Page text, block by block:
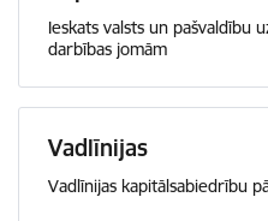
Ieskats valsts un pašvaldību
darbības jomām
Vadlīnijas
Vadlīnijas kapitālsabiedrību